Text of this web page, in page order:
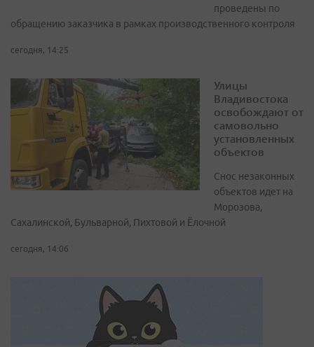
проведены по
обращению заказчика в рамках производственного контроля
сегодня, 14:25
Улицы
Владивостока
освобождают от
самовольно
установленных
объектов
Снос незаконных
объектов идет на
Морозова,
Сахалинской, Бульварной, Пихтовой и Ёлочной
сегодня, 14:06